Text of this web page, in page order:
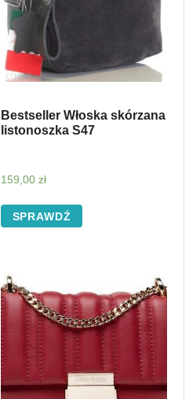
Bestseller Włoska skórzana
listonoszka S47
159,00zł
SPRAWDŹ